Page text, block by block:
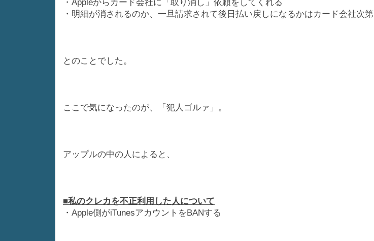
・Appleからカード会社に「取り消し」依頼をしてくれる
・明細が消されるのか、一旦請求されて後日払い戻しになるかはカード会社次第
とのことでした。
ここで気になったのが、「犯人ゴルァ」。
アップルの中の人によると、
■私のクレカを不正利用した人について
・Apple側がiTunesアカウントをBANする